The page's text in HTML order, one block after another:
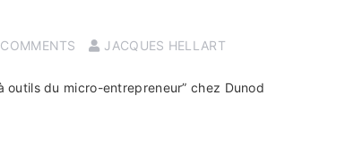
JACQUES HELLART
du micro-entrepreneur” chez Dunod